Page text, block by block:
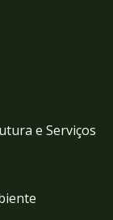
e Serviços